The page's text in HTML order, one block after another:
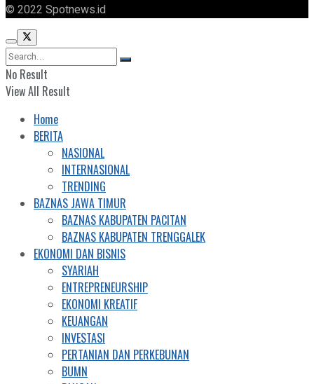
© 2022 Spotnews.id
No Result
View All Result
Home
BERITA
NASIONAL
INTERNASIONAL
TRENDING
BAZNAS JAWA TIMUR
BAZNAS KABUPATEN PACITAN
BAZNAS KABUPATEN TRENGGALEK
EKONOMI DAN BISNIS
SYARIAH
ENTREPRENEURSHIP
EKONOMI KREATIF
KEUANGAN
INVESTASI
PERTANIAN DAN PERKEBUNAN
BUMN